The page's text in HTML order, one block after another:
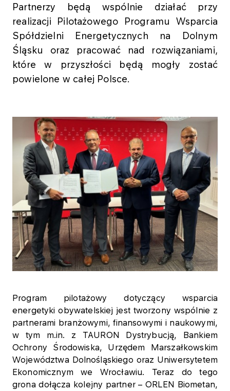
Partnerzy będą wspólnie działać przy
realizacji Pilotażowego Programu Wsparcia
Spółdzielni Energetycznych na Dolnym
Śląsku oraz pracować nad rozwiązaniami,
które w przyszłości będą mogły zostać
powielone w całej Polsce.
Program pilotażowy dotyczący wsparcia
energetyki obywatelskiej jest tworzony wspólnie z
partnerami branżowymi, finansowymi i naukowymi,
w tym m.in. z TAURON Dystrybucją, Bankiem
Ochrony Środowiska, Urzędem Marszałkowskim
Województwa Dolnośląskiego oraz Uniwersytetem
Ekonomicznym we Wrocławiu. Teraz do tego
grona dołącza kolejny partner – ORLEN Biometan,